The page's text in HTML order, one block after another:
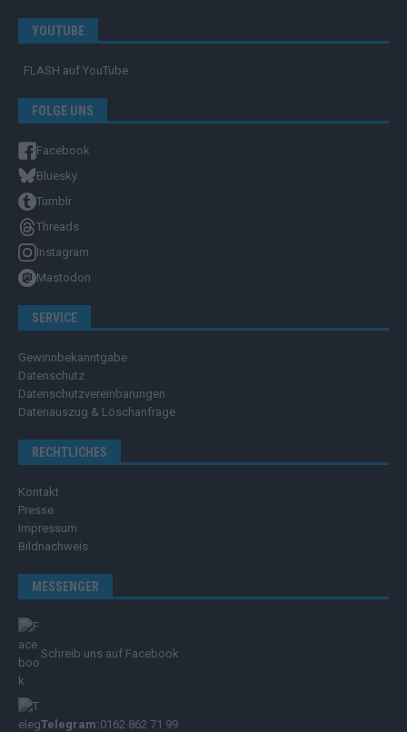
YOUTUBE
FLASH auf YouTube
FOLGE UNS
Facebook
Bluesky
Tumblr
Threads
Instagram
Mastodon
SERVICE
Gewinnbekanntgabe
Datenschutz
Datenschutzvereinbarungen
Datenauszug & Löschanfrage
RECHTLICHES
Kontakt
Presse
Impressum
Bildnachweis
MESSENGER
Schreib uns auf Facebook
Telegram:0162 862 71 99